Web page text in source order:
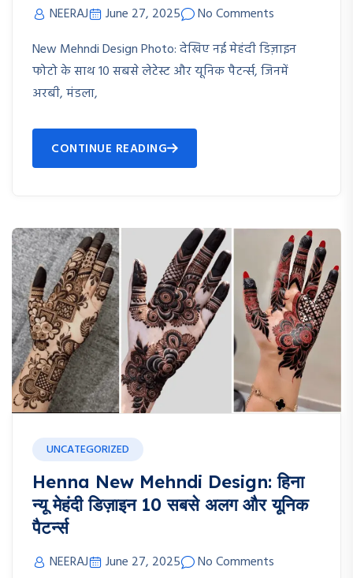
NEERAJ June 27, 2025
No Comments
New Mehndi Design Photo: देखिए नई मेहंदी डिज़ाइन
फोटो के साथ 10 सबसे लेटेस्ट और यूनिक पैटर्न्स, जिनमें
अरबी, मंडला,
CONTINUE READING
UNCATEGORIZED
Henna New Mehndi Design: हिना
न्यू मेहंदी डिज़ाइन 10 सबसे अलग और यूनिक
पैटर्न्स
NEERAJ June 27, 2025
No Comments